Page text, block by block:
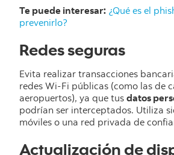
Te puede interesar: ¿Qué es el
prevenirlo?
Redes seguras
Evita realizar transacciones
redes Wi-Fi públicas (como las de
aeropuertos), ya que tus datos
podrían ser interceptados. Utiliza
móviles o una red privada de
Actualización de